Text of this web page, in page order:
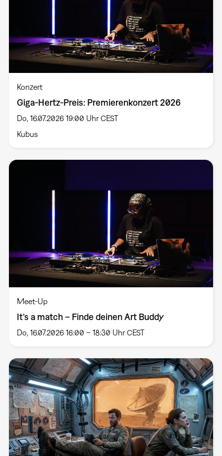
Konzert
Giga-Hertz-Preis: Premierenkonzert 2026
Do, 16.07.2026 19:00 Uhr CEST
Kubus
Meet-Up
It’s a match – Finde deinen Art Buddy
Do, 16.07.2026 16:00 – 18:30 Uhr CEST